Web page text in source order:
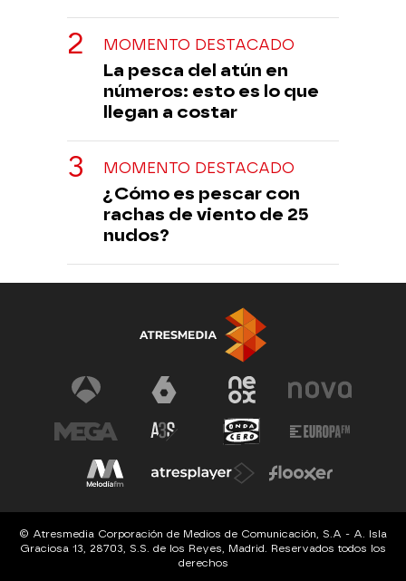
MOMENTO DESTACADO
La pesca del atún en
números: esto es lo que
llegan a costar
MOMENTO DESTACADO
¿Cómo es pescar con
rachas de viento de 25
nudos?
© Atresmedia Corporación de Medios de Comunicación, S.A - A. Isla
Graciosa 13, 28703, S.S. de los Reyes, Madrid. Reservados todos los
derechos